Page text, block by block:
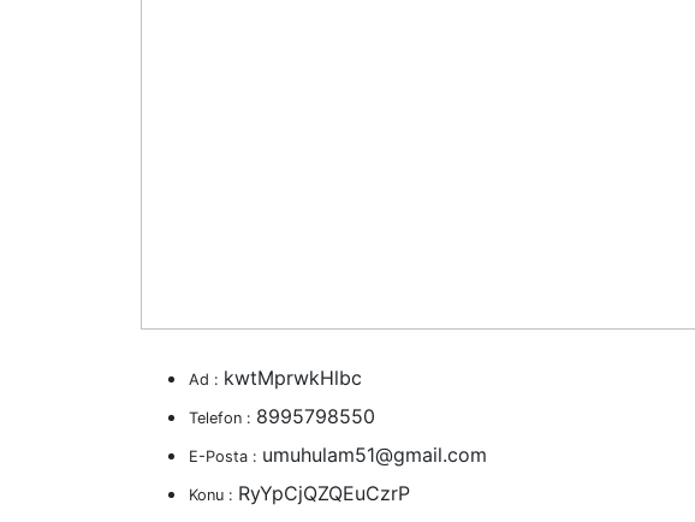
Ad : kwtMprwkHlbc
Telefon : 8995798550
E-Posta : umuhulam51@gmail.com
Konu : RyYpCjQZQEuCzrP